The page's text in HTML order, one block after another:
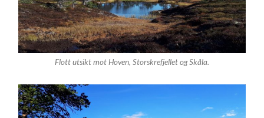
Flott utsikt mot Hoven, Storskrefjellet og Skåla.